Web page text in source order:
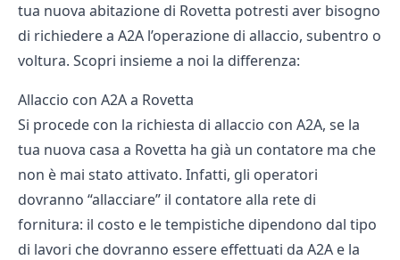
tua nuova abitazione di Rovetta potresti aver bisogno
di richiedere a A2A l’operazione di allaccio, subentro o
voltura. Scopri insieme a noi la differenza:
Allaccio con A2A a Rovetta
Si procede con la richiesta di allaccio con A2A, se la
tua nuova casa a Rovetta ha già un contatore ma che
non è mai stato attivato. Infatti, gli operatori
dovranno “allacciare” il contatore alla rete di
fornitura: il costo e le tempistiche dipendono dal tipo
di lavori che dovranno essere effettuati da A2A e la